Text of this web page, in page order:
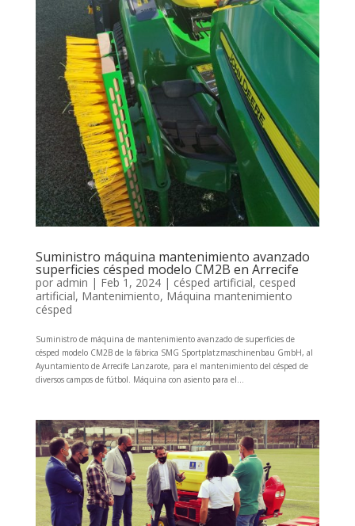
Suministro máquina mantenimiento avanzado
superficies césped modelo CM2B en Arrecife
por admin | Feb 1, 2024| césped artificial, cesped
artificial, Mantenimiento, Máquina mantenimiento
césped
Suministro de máquina de mantenimiento avanzado de superficies de
césped modelo CM2B de la fábrica SMG Sportplatzmaschinenbau GmbH, al
Ayuntamiento de Arrecife Lanzarote, para el mantenimiento del césped de
diversos campos de fútbol. Máquina con asiento para el...